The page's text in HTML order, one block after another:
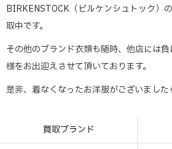
BIRKENSTOCK（ビルケンシュトック）
取中です。
その他のブランド衣類も随時、他店には
様をお出迎えさせて頂いております。
是非、着なくなったお洋服がございました
買取ブランド